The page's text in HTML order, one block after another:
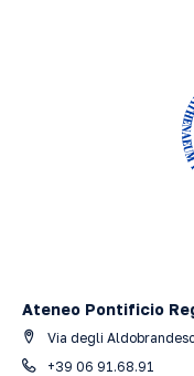
Ateneo Pontificio
Via degli
+39 06 91.68.91